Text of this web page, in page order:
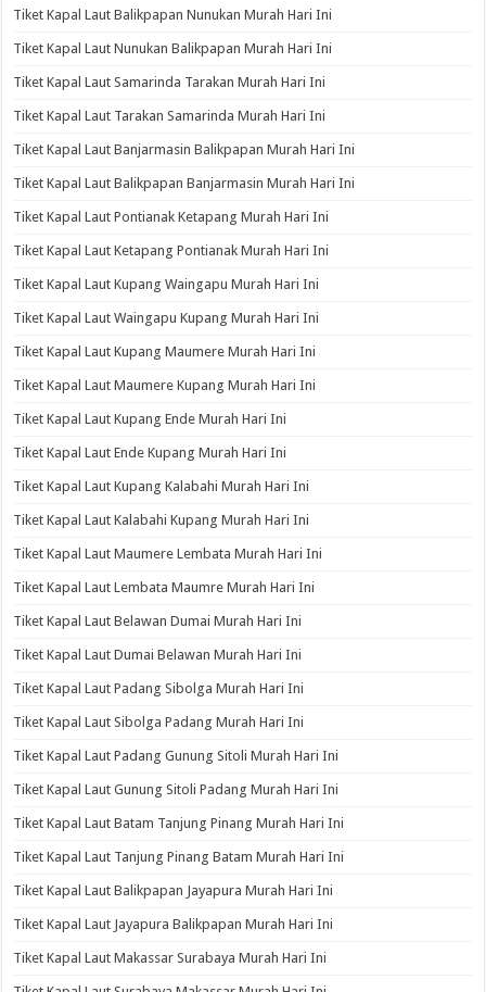
Tiket Kapal Laut Balikpapan Nunukan Murah Hari Ini
Tiket Kapal Laut Nunukan Balikpapan Murah Hari Ini
Tiket Kapal Laut Samarinda Tarakan Murah Hari Ini
Tiket Kapal Laut Tarakan Samarinda Murah Hari Ini
Tiket Kapal Laut Banjarmasin Balikpapan Murah Hari Ini
Tiket Kapal Laut Balikpapan Banjarmasin Murah Hari Ini
Tiket Kapal Laut Pontianak Ketapang Murah Hari Ini
Tiket Kapal Laut Ketapang Pontianak Murah Hari Ini
Tiket Kapal Laut Kupang Waingapu Murah Hari Ini
Tiket Kapal Laut Waingapu Kupang Murah Hari Ini
Tiket Kapal Laut Kupang Maumere Murah Hari Ini
Tiket Kapal Laut Maumere Kupang Murah Hari Ini
Tiket Kapal Laut Kupang Ende Murah Hari Ini
Tiket Kapal Laut Ende Kupang Murah Hari Ini
Tiket Kapal Laut Kupang Kalabahi Murah Hari Ini
Tiket Kapal Laut Kalabahi Kupang Murah Hari Ini
Tiket Kapal Laut Maumere Lembata Murah Hari Ini
Tiket Kapal Laut Lembata Maumre Murah Hari Ini
Tiket Kapal Laut Belawan Dumai Murah Hari Ini
Tiket Kapal Laut Dumai Belawan Murah Hari Ini
Tiket Kapal Laut Padang Sibolga Murah Hari Ini
Tiket Kapal Laut Sibolga Padang Murah Hari Ini
Tiket Kapal Laut Padang Gunung Sitoli Murah Hari Ini
Tiket Kapal Laut Gunung Sitoli Padang Murah Hari Ini
Tiket Kapal Laut Batam Tanjung Pinang Murah Hari Ini
Tiket Kapal Laut Tanjung Pinang Batam Murah Hari Ini
Tiket Kapal Laut Balikpapan Jayapura Murah Hari Ini
Tiket Kapal Laut Jayapura Balikpapan Murah Hari Ini
Tiket Kapal Laut Makassar Surabaya Murah Hari Ini